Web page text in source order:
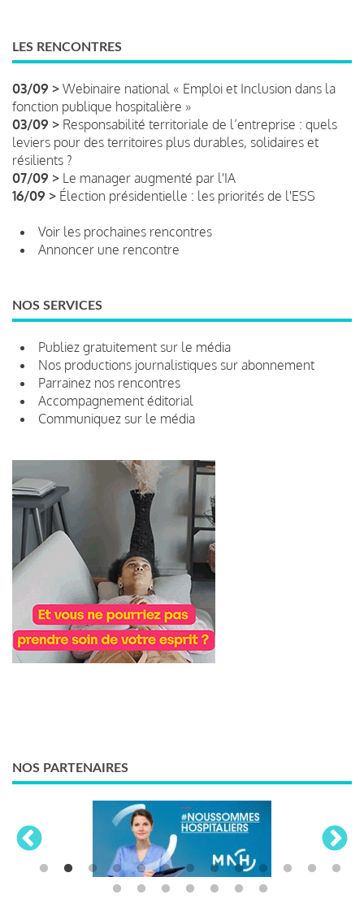
LES RENCONTRES
03/09 > Webinaire national « Emploi et Inclusion dans la
fonction publique hospitalière »
03/09 > Responsabilité territoriale de l’entreprise : quels
leviers pour des territoires plus durables, solidaires et
résilients ?
07/09 > Le manager augmenté par l'IA
16/09 > Élection présidentielle : les priorités de l'ESS
Voir les prochaines rencontres
Annoncer une rencontre
NOS SERVICES
Publiez gratuitement sur le média
Nos productions journalistiques sur abonnement
Parrainez nos rencontres
Accompagnement éditorial
Communiquez sur le média
NOS PARTENAIRES